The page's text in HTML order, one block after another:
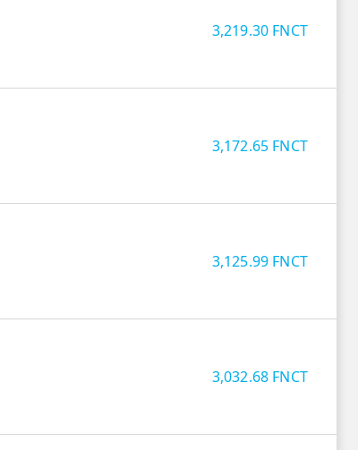
3,219.30 FNCT
3,172.65 FNCT
3,125.99 FNCT
3,032.68 FNCT